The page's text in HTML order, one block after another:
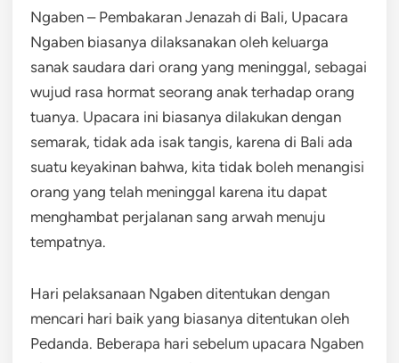
Ngaben – Pembakaran Jenazah di Bali, Upacara
Ngaben biasanya dilaksanakan oleh keluarga
sanak saudara dari orang yang meninggal, sebagai
wujud rasa hormat seorang anak terhadap orang
tuanya. Upacara ini biasanya dilakukan dengan
semarak, tidak ada isak tangis, karena di Bali ada
suatu keyakinan bahwa, kita tidak boleh menangisi
orang yang telah meninggal karena itu dapat
menghambat perjalanan sang arwah menuju
tempatnya.
Hari pelaksanaan Ngaben ditentukan dengan
mencari hari baik yang biasanya ditentukan oleh
Pedanda. Beberapa hari sebelum upacara Ngaben